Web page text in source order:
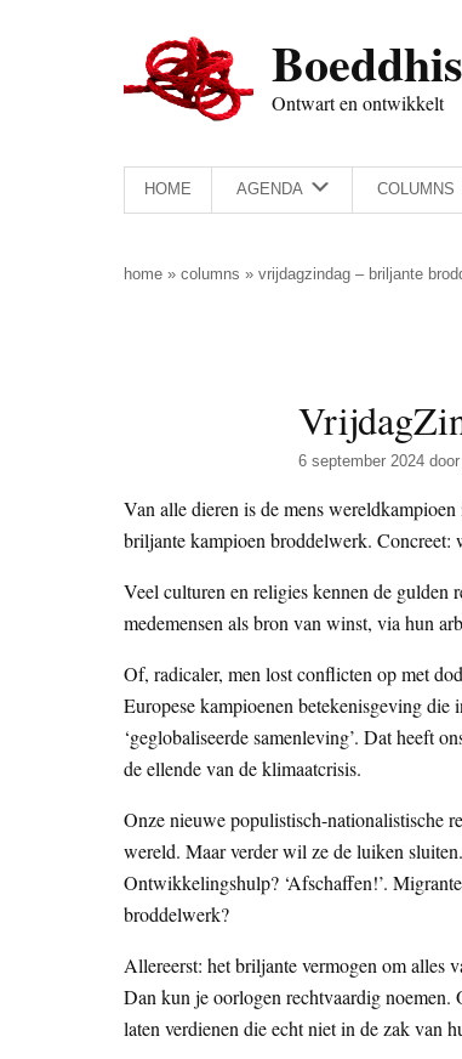
Ontwart en ontwikkelt
HOME AGENDA COLUMNS
home » columns » vrijdagzindag – briljante
6 september 2024 door
Van alle dieren is de mens
briljante kampioen broddelwerk. Concreet:
Veel culturen en religies kennen de gulden
medemensen als bron van winst, via hun
Of, radicaler, men lost conflicten op met
Europese kampioenen betekenisgeving die
‘geglobaliseerde samenleving’. Dat heeft
de ellende van de klimaatcrisis.
Onze nieuwe populistisch-nationalistische
wereld. Maar verder wil ze de luiken
Ontwikkelingshulp? ‘Afschaffen!’.
broddelwerk?
Allereerst: het briljante vermogen om alles
Dan kun je oorlogen rechtvaardig noemen.
laten verdienen die echt niet in de zak van